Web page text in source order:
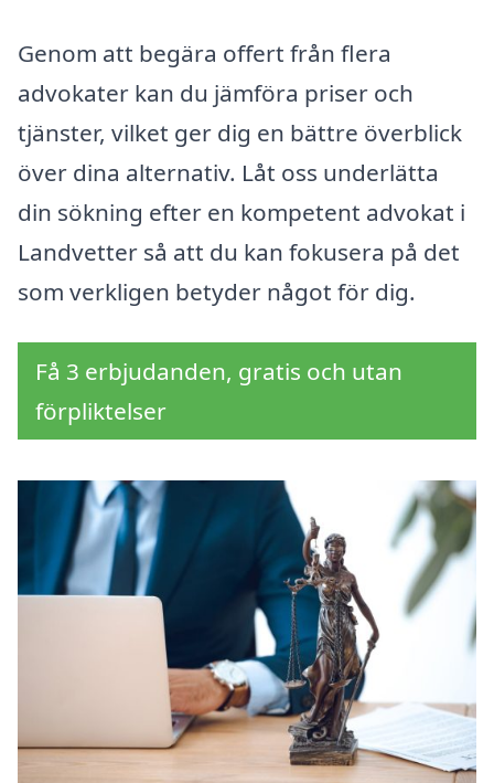
Genom att begära offert från flera
advokater kan du jämföra priser och
tjänster, vilket ger dig en bättre överblick
över dina alternativ. Låt oss underlätta
din sökning efter en kompetent advokat i
Landvetter så att du kan fokusera på det
som verkligen betyder något för dig.
Få 3 erbjudanden, gratis och utan
förpliktelser